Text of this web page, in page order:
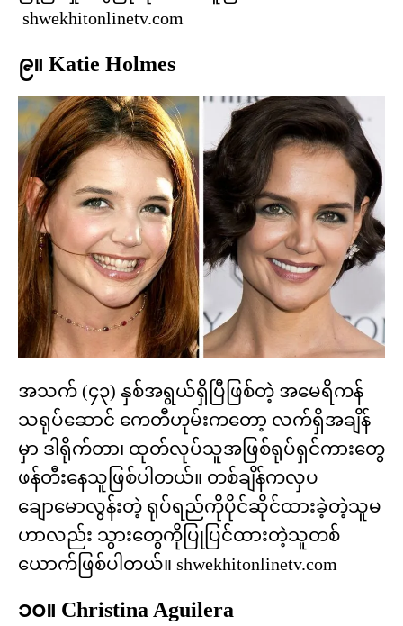
shwekhitonlinetv.com
၉။ Katie Holmes
အသက် (၄၃) နှစ်အရွယ်ရှိပြီဖြစ်တဲ့ အမေရိကန်
သရုပ်ဆောင် ကေတီဟုမ်းကတော့ လက်ရှိအချိန်
မှာ ဒါရိုက်တာ၊ ထုတ်လုပ်သူအဖြစ်ရုပ်ရှင်ကားတွေ
ဖန်တီးနေသူဖြစ်ပါတယ်။ တစ်ချိန်ကလှပ
ချောမောလွန်းတဲ့ ရုပ်ရည်ကိုပိုင်ဆိုင်ထားခဲ့တဲ့သူမ
ဟာလည်း သွားတွေကိုပြုပြင်ထားတဲ့သူတစ်
ယောက်ဖြစ်ပါတယ်။ shwekhitonlinetv.com
၁၀။ Christina Aguilera